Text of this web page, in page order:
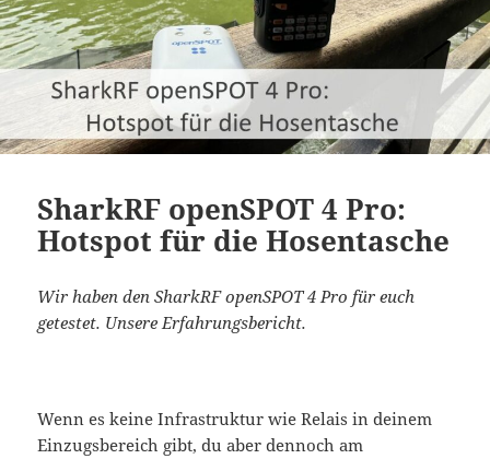
SharkRF openSPOT 4 Pro:
Hotspot für die Hosentasche
Wir haben den SharkRF openSPOT 4 Pro für euch
getestet. Unsere Erfahrungsbericht.
Wenn es keine Infrastruktur wie Relais in deinem
Einzugsbereich gibt, du aber dennoch am